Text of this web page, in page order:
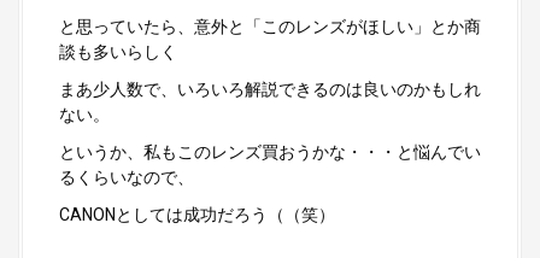
と思っていたら、意外と「このレンズがほしい」とか商
談も多いらしく
まあ少人数で、いろいろ解説できるのは良いのかもしれ
ない。
というか、私もこのレンズ買おうかな・・・と悩んでい
るくらいなので、
CANONとしては成功だろう（（笑）